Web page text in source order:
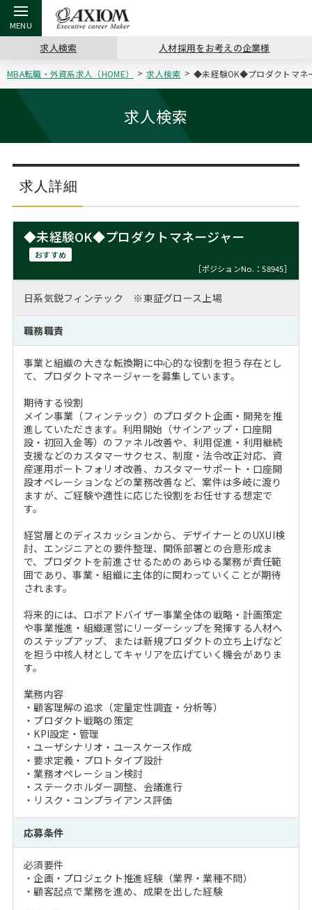
戻る
アクシアムの特長
戻る
コンサ
サービス案内
戻る
キャリ
コンサルタントの紹介
戻る
キャリア支援 TOP
キャリアデザイン講座
（最新求人市場動向）
戻る
MBAの
ステージ別アドバイス
MBAの転職事例
MBAからのFAQ
MBA留学生数の推移
戻る
日本か
インターン受入企業一覧
MBAを生かす求人特集
年齢と年収の相関図
戻る
転職ツール TOP
英文レジュメの書き方
戻る
パワー
職務経歴書の書き方
よくある面接Q&A集
戻る
転職コラム TOP
“展”職相談室
転職市場の明日をよめ
転職成功への4つの鍵
注目企業インタビュー
戻る
イベント・セミナー TOP
ジョブフェア
キャリアデザインセミナー
キャリアフォーラム
Career Talk Live
MBA NETWORKING
戻る
会社概要 TOP
沿革
主なクライアント
採用情報
ニュースリリース
求人検索 人材採用をお考えの企業様
MBA転職・外資系求人（HOME） 求人検索 ◆未経験OK◆プロダクトマネ
求人検索
求人詳細
◆未経験OK◆プロダクトマネージャー
おすすめ
［ポジションNo.：58945］
日系気鋭フィンテック ※東証グロース上場
職務職責
事業と組織の大きな転換期に中心的な役割を担う存在とし
て、プロダクトマネージャーを募集しています。
期待する役割
メイン事業（フィンテック）のプロダクト企画・開発を推
進していただきます。利用開始（サインアップ・口座開
設・初回入金等）のファネル改善や、利用促進・利用継続
支援などのカスタマーサクセス、制度・法令改正対応、資
産運用ポートフォリオ改善、カスタマーサポート・口座開
設オペレーションなどの業務改善など、案件は多岐に渡り
ますが、ご経験や適性に応じた役割をお任せする想定で
す。
経営層とのディスカッションから、デザイナーとのUXUI検
討、エンジニアとの要件整理、関係部署との合意形成ま
で、プロダクトを前進させるためのあらゆる業務が責任範
囲であり、事業・組織に主体的に関わっていくことが期待
されます。
将来的には、ロボアドバイザー事業全体の戦略・計画策定
や事業推進・組織運営にリーダーシップを発揮する人材へ
のステップアップ、または新規プロダクトの立ち上げなど
を担う中核人材としてキャリアを広げていく機会がありま
す。
業務内容
・顧客理解の追求（定量定性調査・分析等）
・プロダクト戦略の策定
・KPI設定・管理
・ユーザシナリオ・ユースケース作成
・要求定義・プロトタイプ設計
・業務オペレーション検討
・ステークホルダー調整、会議進行
・リスク・コンプライアンス評価
応募条件
必須要件
・企画・プロジェクト推進経験（業界・業種不問）
・顧客起点で業務を進め、成果を出した経験